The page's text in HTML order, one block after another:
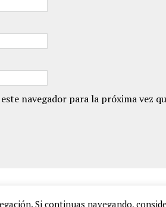
navegador para la próxima vez
Si continuas navegando,